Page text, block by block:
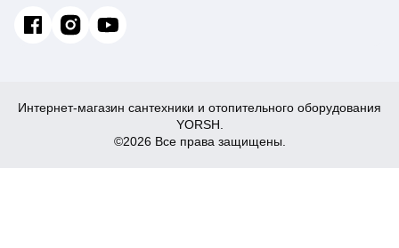
Интернет-магазин сантехники и отопительного оборудования
YORSH.
©2026 Все права защищены.